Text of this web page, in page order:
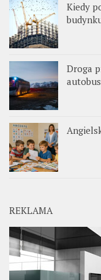
Kiedy
Droga
REKLAMA